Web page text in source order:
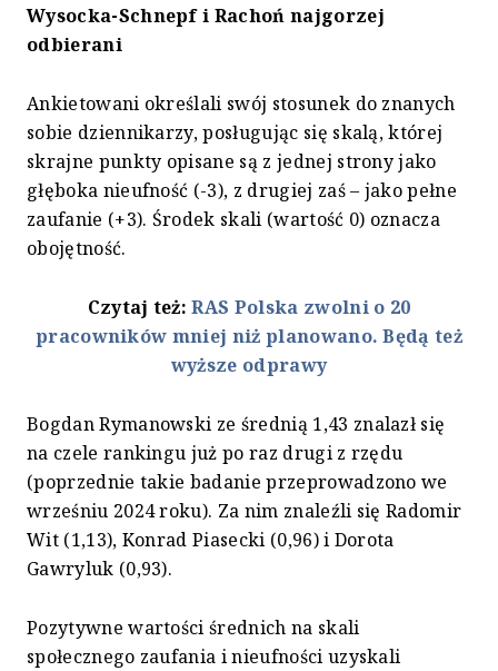
Wysocka-Schnepf i Rachoń najgorzej
odbierani
Ankietowani określali swój stosunek do znanych
sobie dziennikarzy, posługując się skalą, której
skrajne punkty opisane są z jednej strony jako
głęboka nieufność (-3), z drugiej zaś – jako pełne
zaufanie (+3). Środek skali (wartość 0) oznacza
obojętność.
Czytaj też:RAS Polska zwolni o 20
pracowników mniej niż planowano. Będą też
wyższe odprawy
Bogdan Rymanowski ze średnią 1,43 znalazł się
na czele rankingu już po raz drugi z rzędu
(poprzednie takie badanie przeprowadzono we
wrześniu 2024 roku). Za nim znaleźli się Radomir
Wit (1,13), Konrad Piasecki (0,96) i Dorota
Gawryluk (0,93).
Pozytywne wartości średnich na skali
społecznego zaufania i nieufności uzyskali